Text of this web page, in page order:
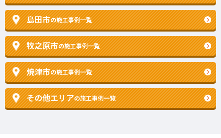
島田市の施工事例一覧
牧之原市の施工事例一覧
焼津市の施工事例一覧
その他エリアの施工事例一覧